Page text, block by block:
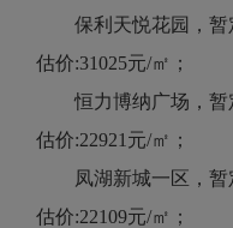
保利天悦花园，暂
估价:31025元/㎡；
恒力博纳广场，暂
估价:22921元/㎡；
凤湖新城一区，暂
估价:22109元/㎡；